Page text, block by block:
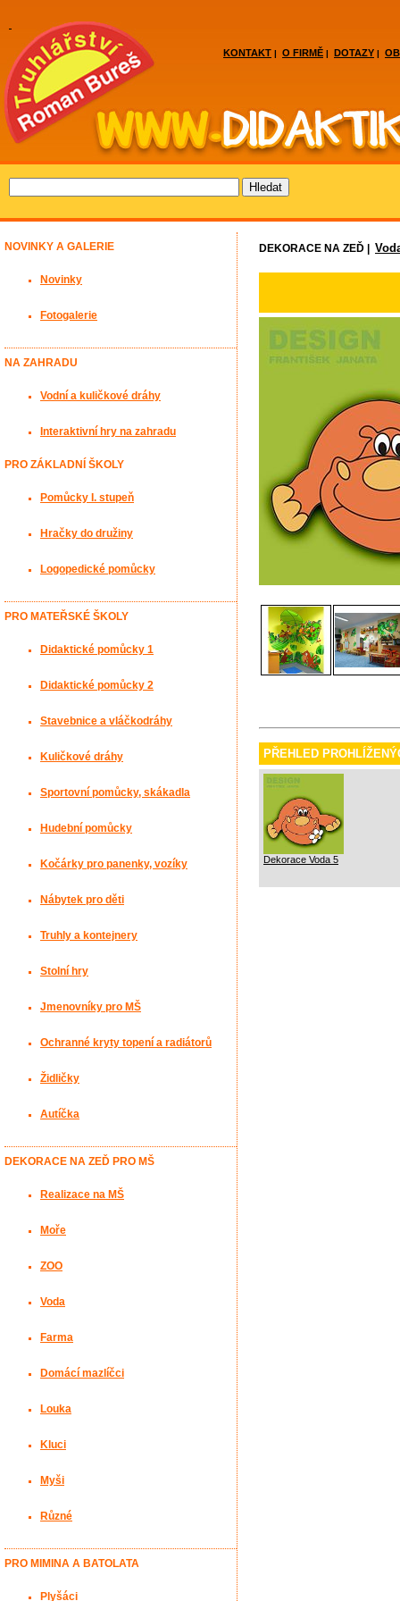
KONTAKT | O FIRMĚ | DOTAZY |
DEKORACE NA ZEĎ |
PŘEHLED
Dekorace Voda 5
NOVINKY A GALERIE
Novinky
Fotogalerie
NA ZAHRADU
Vodní a kuličkové dráhy
Interaktivní hry na zahradu
PRO ZÁKLADNÍ ŠKOLY
Pomůcky I. stupeň
Hračky do družiny
Logopedické pomůcky
PRO MATEŘSKÉ ŠKOLY
Didaktické pomůcky 1
Didaktické pomůcky 2
Stavebnice a vláčkodráhy
Kuličkové dráhy
Sportovní pomůcky, skákadla
Hudební pomůcky
Kočárky pro panenky, vozíky
Nábytek pro děti
Truhly a kontejnery
Stolní hry
Jmenovníky pro MŠ
Ochranné kryty topení a radiátorů
Židličky
Autíčka
DEKORACE NA ZEĎ PRO MŠ
Realizace na MŠ
Moře
ZOO
Voda
Farma
Domácí mazlíčci
Louka
Kluci
Myši
Různé
PRO MIMINA A BATOLATA
Plyšáci